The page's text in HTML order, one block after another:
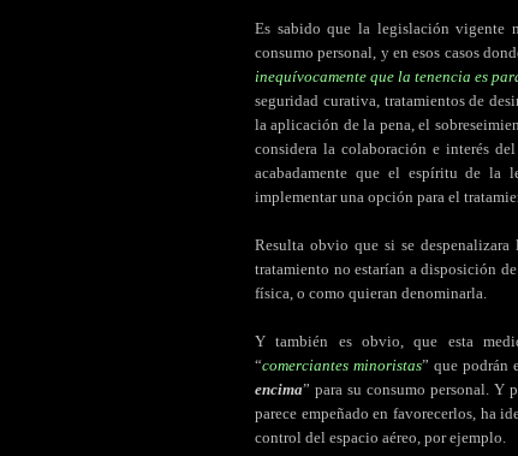
Es sabido que la legislación vigente
consumo personal, y en esos casos
inequívocamente que la tenencia es
seguridad curativa, tratamientos de
la aplicación de la pena, el
considera la colaboración e interés
acabadamente que el espíritu de la
implementar una opción para el
Resulta obvio que si se despenalizara
tratamiento no estarían a disposición
física, o como quieran denominarla.
Y también es obvio, que esta
“comerciantes minoristas” que podrán
encima” para su consumo personal. Y
parece empeñado en favorecerlos, ha
control del espacio aéreo, por ejemplo.